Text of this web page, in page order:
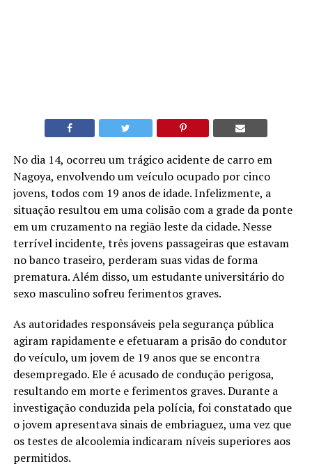
No dia 14, ocorreu um trágico acidente de carro em
Nagoya, envolvendo um veículo ocupado por cinco
jovens, todos com 19 anos de idade. Infelizmente, a
situação resultou em uma colisão com a grade da ponte
em um cruzamento na região leste da cidade. Nesse
terrível incidente, três jovens passageiras que estavam
no banco traseiro, perderam suas vidas de forma
prematura. Além disso, um estudante universitário do
sexo masculino sofreu ferimentos graves.
As autoridades responsáveis pela segurança pública
agiram rapidamente e efetuaram a prisão do condutor
do veículo, um jovem de 19 anos que se encontra
desempregado. Ele é acusado de condução perigosa,
resultando em morte e ferimentos graves. Durante a
investigação conduzida pela polícia, foi constatado que
o jovem apresentava sinais de embriaguez, uma vez que
os testes de alcoolemia indicaram níveis superiores aos
permitidos.